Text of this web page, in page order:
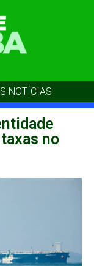
NOTÍCIAS
no